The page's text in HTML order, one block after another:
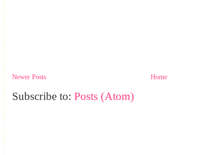
Newer Posts Home
Subscribe to: Posts (Atom)